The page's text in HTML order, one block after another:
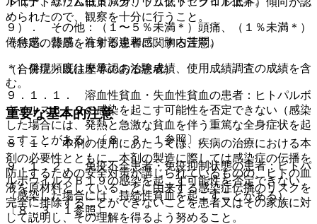
められたので、観察を十分に行うこと。
（特定の背景を有する患者に関する注意）
（合併症・既往歴等のある患者）
９．１．１． 溶血性貧血・失血性貧血の患者：ヒトパルボ
ウイルスＢ１９の感染を起こす可能性を否定できない（感染
した場合には、発熱と急激な貧血を伴う重篤な全身症状を起
こすことがある）〔８．３．１参照〕。
９．１．２． 免疫不全患者・免疫抑制状態の患者：ヒトパ
ルボウイルスＢ１９の感染を起こす可能性を否定できない
（感染した場合には、持続性貧血を起こすことがある）
〔８．３．１参照〕。
９）． その他：（１〜５％未満＊）頭痛、（１％未満＊）
倦怠感、熱感、注射部違和感、胸内苦悶。
＊）発現頻度は未承認の治験成績、使用成績調査の成績を含
む。
重要な基本的注意
８．１． 本剤の使用にあたっては、疾病の治療における本
剤の必要性とともに、本剤の製造に際しては感染症の伝播を
防止するための安全対策が講じられているものの、ヒトの血
液を原材料としていることに由来する感染症伝播のリスクを
完全に排除することができないことを患者又はその家族に対
して説明し、その理解を得るよう努めること。